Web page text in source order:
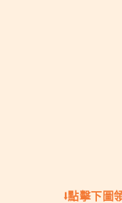
⭣點擊下圖